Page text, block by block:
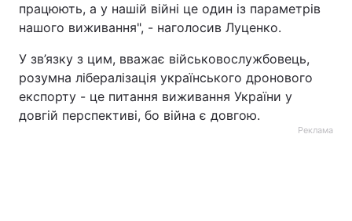
працюють, а у нашій війні це один із параметрів
нашого виживання", - наголосив Луценко.
У зв’язку з цим, вважає військовослужбовець,
розумна лібералізація українського дронового
експорту - це питання виживання України у
довгій перспективі, бо війна є довгою.
Реклама